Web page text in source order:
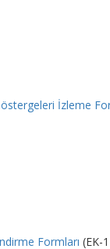
İzleme
Formları (EK-